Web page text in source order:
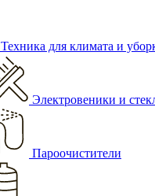
Техника для климата и
Электровеники и
Пароочистители